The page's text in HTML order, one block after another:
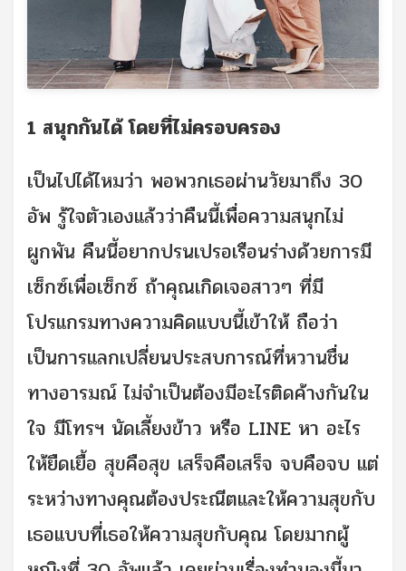
1 สนุกกันได้ โดยที่ไม่ครอบครอง
เป็นไปได้ไหมว่า พอพวกเธอผ่านวัยมาถึง 30
อัพ รู้ใจตัวเองแล้วว่าคืนนี้เพื่อความสนุกไม่
ผูกพัน คืนนี้อยากปรนเปรอเรือนร่างด้วยการมี
เซ็กซ์เพื่อเซ็กซ์ ถ้าคุณเกิดเจอสาวๆ ที่มี
โปรแกรมทางความคิดแบบนี้เข้าให้ ถือว่า
เป็นการแลกเปลี่ยนประสบการณ์ที่หวานชื่น
ทางอารมณ์ ไม่จำเป็นต้องมีอะไรติดค้างกันใน
ใจ มีโทรฯ นัดเลี้ยงข้าว หรือ LINE หา อะไร
ให้ยืดเยื้อ สุขคือสุข เสร็จคือเสร็จ จบคือจบ แต่
ระหว่างทางคุณต้องประณีตและให้ความสุขกับ
เธอแบบที่เธอให้ความสุขกับคุณ โดยมากผู้